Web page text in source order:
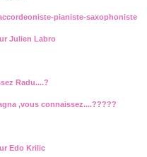
pianiste-saxophoniste
Julien Labro
Radu....?
,vous connaissez....?????
Edo Krilic